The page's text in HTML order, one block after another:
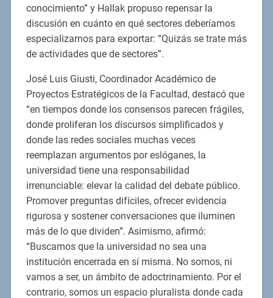
conocimiento” y Hallak propuso repensar la
discusión en cuánto en qué sectores deberíamos
especializarnos para exportar: “Quizás se trate más
de actividades que de sectores”.
José Luis Giusti, Coordinador Académico de
Proyectos Estratégicos de la Facultad, destacó que
“en tiempos donde los consensos parecen frágiles,
donde proliferan los discursos simplificados y
donde las redes sociales muchas veces
reemplazan argumentos por eslóganes, la
universidad tiene una responsabilidad
irrenunciable: elevar la calidad del debate público.
Promover preguntas difíciles, ofrecer evidencia
rigurosa y sostener conversaciones que iluminen
más de lo que dividen”. Asimismo, afirmó:
“Buscamos que la universidad no sea una
institución encerrada en sí misma. No somos, ni
vamos a ser, un ámbito de adoctrinamiento. Por el
contrario, somos un espacio pluralista donde cada